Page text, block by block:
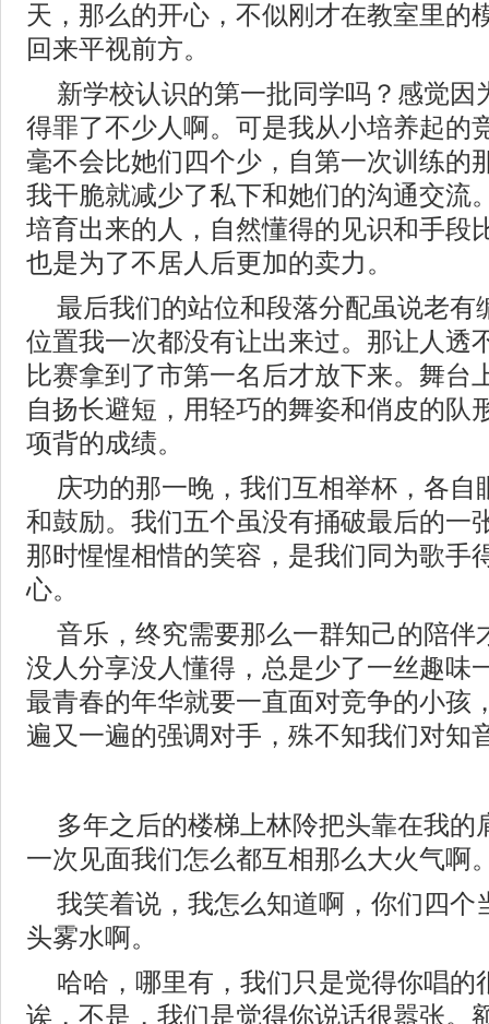
天，那么的开心，不似刚才在教室里的
回来平视前方。
新学校认识的第一批同学吗？感觉因
得罪了不少人啊。可是我从小培养起的
毫不会比她们四个少，自第一次训练的
我干脆就减少了私下和她们的沟通交流
培育出来的人，自然懂得的见识和手段
也是为了不居人后更加的卖力。
最后我们的站位和段落分配虽说老有
位置我一次都没有让出来过。那让人透
比赛拿到了市第一名后才放下来。舞台
自扬长避短，用轻巧的舞姿和俏皮的队
项背的成绩。
庆功的那一晚，我们互相举杯，各自
和鼓励。我们五个虽没有捅破最后的一
那时惺惺相惜的笑容，是我们同为歌手
心。
音乐，终究需要那么一群知己的陪伴
没人分享没人懂得，总是少了一丝趣味
最青春的年华就要一直面对竞争的小孩
遍又一遍的强调对手，殊不知我们对知
多年之后的楼梯上林阾把头靠在我的
一次见面我们怎么都互相那么大火气啊
我笑着说，我怎么知道啊，你们四个
头雾水啊。
哈哈，哪里有，我们只是觉得你唱的
诶，不是，我们是觉得你说话很嚣张。